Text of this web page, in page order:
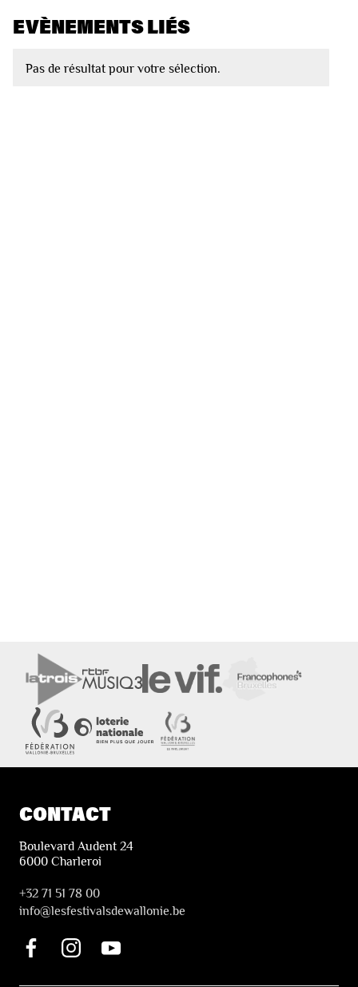
EVÈNEMENTS LIÉS
Pas de résultat pour votre sélection.
CONTACT
Boulevard Audent 24
6000 Charleroi
+32 71 51 78 00
info@lesfestivalsdewallonie.be